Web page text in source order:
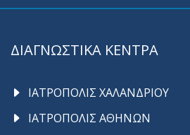
ΔΙΑΓΝΩΣΤΙΚΑ ΚΕΝΤΡΑ
ΙΑΤΡΟΠΟΛΙΣ ΧΑΛΑΝΔΡΙΟΥ
ΙΑΤΡΟΠΟΛΙΣ ΑΘΗΝΩΝ